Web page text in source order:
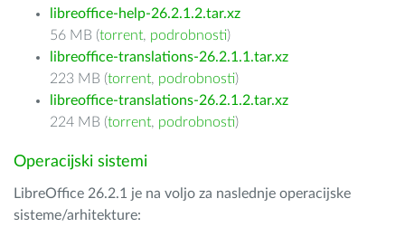
libreoffice-help-26.2.1.2.tar.xz
56 MB (torrent, podrobnosti)
libreoffice-translations-26.2.1.1.tar.xz
223 MB (torrent, podrobnosti)
libreoffice-translations-26.2.1.2.tar.xz
224 MB (torrent, podrobnosti)
Operacijski sistemi
LibreOffice 26.2.1 je na voljo za naslednje operacijske
sisteme/arhitekture: